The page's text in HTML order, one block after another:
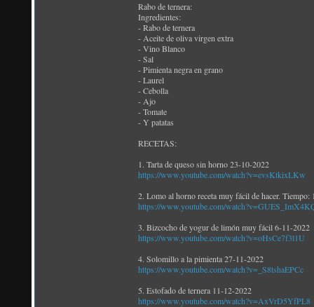
Rabo de ternera:
Ingredientes:
- Rabo de ternera
- Aceite de oliva virgen extra
- Vino Blanco
- Sal
- Pimienta negra en grano
- Laurel
- Cebolla
- Ajo
- Tomate
- Y patatas
RECETAS:
1. Tarta de queso sin horno 23-10-2022
https://www.youtube.com/watch?v=evsKtkixLKw
2. Lomo al horno receta muy fácil de hacer. Tiempo:
https://www.youtube.com/
3. Bizcocho de yogur de limón muy fácil 6-11-2022
https://www.youtube.com/watch?v=oHsCe7f3l1U
4. Solomillo a la pimienta 27-11-2022
https://www.youtube.com/watch?v=_S8tshaEPCc
5. Estofado de ternera 11-12-2022
https://www.youtube.com/watch?v=AxVrD5YfPL8